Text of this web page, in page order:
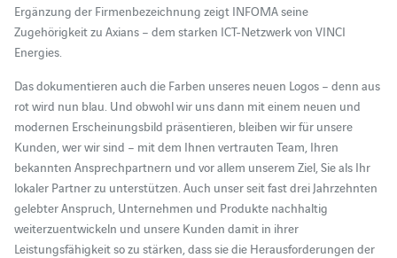
Ergänzung der Firmenbezeichnung zeigt INFOMA seine
Zugehörigkeit zu Axians – dem starken ICT-Netzwerk von VINCI
Energies.
Das dokumentieren auch die Farben unseres neuen Logos – denn aus
rot wird nun blau. Und obwohl wir uns dann mit einem neuen und
modernen Erscheinungsbild präsentieren, bleiben wir für unsere
Kunden, wer wir sind – mit dem Ihnen vertrauten Team, Ihren
bekannten Ansprechpartnern und vor allem unserem Ziel, Sie als Ihr
lokaler Partner zu unterstützen. Auch unser seit fast drei Jahrzehnten
gelebter Anspruch, Unternehmen und Produkte nachhaltig
weiterzuentwickeln und unsere Kunden damit in ihrer
Leistungsfähigkeit so zu stärken, dass sie die Herausforderungen der